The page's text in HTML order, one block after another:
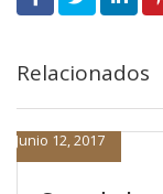
Relacionados
Junio 12, 2017